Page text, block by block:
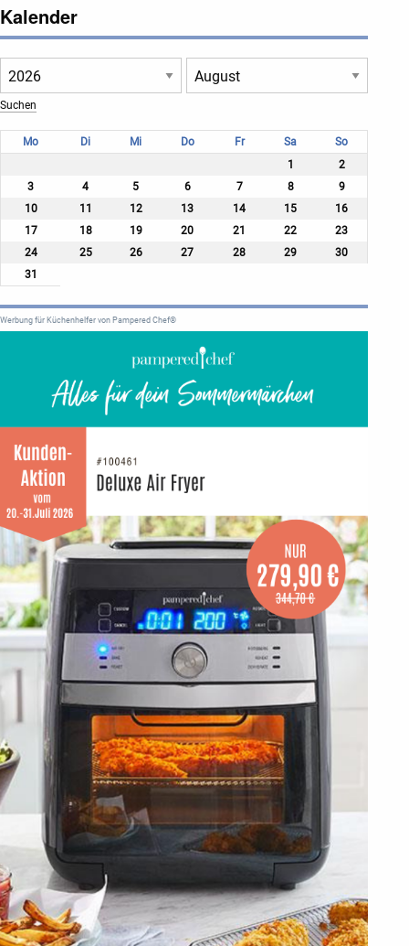
Kalender
Mo Di Mi Do Fr Sa
So
1
2
3
4 5 6 7 8
9
10
11 12 13 14 15
16
17
18 19 20 21 22
23
24
25 26 27 28 29
30
31
Werbung für Küchenhelfer von Pampered Chef®